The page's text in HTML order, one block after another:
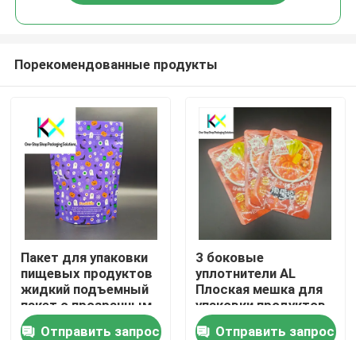
Порекомендованные продукты
Пакет для упаковки
пищевых продуктов
жидкий подъемный
пакет с прозрачным
окном 120um-140um
Отправить запрос
3 боковые
уплотнители AL
Плоская мешка для
упаковки продуктов
питания с резьбой
Отправить запрос